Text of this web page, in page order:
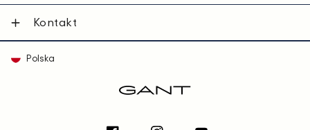
Kontakt
Polska